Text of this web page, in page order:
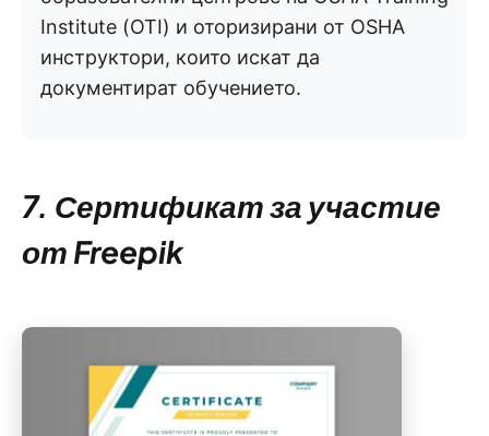
Institute (OTI) и оторизирани от OSHA
инструктори, които искат да
документират обучението.
7. Сертификат за участие
от Freepik